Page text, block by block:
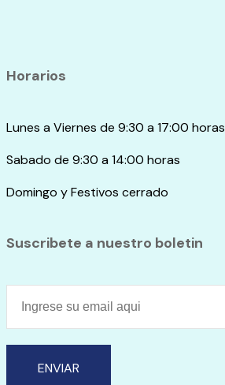
Horarios
Lunes a Viernes de 9:30 a 17:00 horas
Sabado de 9:30 a 14:00 horas
Domingo y Festivos cerrado
Suscribete a nuestro boletin
ENVIAR